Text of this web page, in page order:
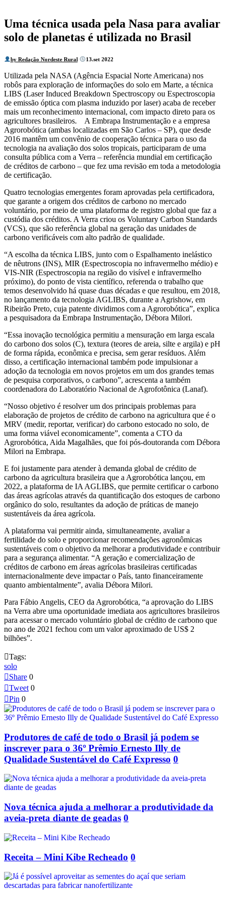
Previous Next
Uma técnica usada pela Nasa para avaliar
solo de planetas é utilizada no Brasil
by Redação Nordeste Rural 13.set 2022
Utilizada pela NASA (Agência Espacial Norte Americana) nos
robôs para exploração de informações do solo em Marte, a técnica
LIBS (Laser Induced Breakdown Spectroscopy ou Espectroscopia
de emissão óptica com plasma induzido por laser) acaba de receber
mais um reconhecimento internacional, com impacto direto para os
agricultores brasileiros. A Embrapa Instrumentação e a empresa
Agrorobótica (ambas localizadas em São Carlos – SP), que desde
2016 mantêm um convênio de cooperação técnica para o uso da
tecnologia na avaliação dos solos tropicais, participaram de uma
consulta pública com a Verra – referência mundial em certificação
de créditos de carbono – que fez uma revisão em toda a metodologia
de certificação.
Quatro tecnologias emergentes foram aprovadas pela certificadora,
que garante a origem dos créditos de carbono no mercado
voluntário, por meio de uma plataforma de registro global que faz a
custódia dos créditos. A Verra criou os Voluntary Carbon Standards
(VCS), que são referência global na geração das unidades de
carbono verificáveis com alto padrão de qualidade.
“A escolha da técnica LIBS, junto com o Espalhamento inelástico
de nêutrons (INS), MIR (Espectroscopia no infravermelho médio) e
VIS-NIR (Espectroscopia na região do visível e infravermelho
próximo), do ponto de vista científico, referenda o trabalho que
temos desenvolvido há quase duas décadas e que resultou, em 2018,
no lançamento da tecnologia AGLIBS, durante a Agrishow, em
Ribeirão Preto, cuja patente dividimos com a Agrorobótica”, explica
a pesquisadora da Embrapa Instrumentação, Débora Milori.
“Essa inovação tecnológica permitiu a mensuração em larga escala
do carbono dos solos (C), textura (teores de areia, silte e argila) e pH
de forma rápida, econômica e precisa, sem gerar resíduos. Além
disso, a certificação internacional também pode impulsionar a
adoção da tecnologia em novos projetos em um dos grandes temas
de pesquisa corporativos, o carbono”, acrescenta a também
coordenadora do Laboratório Nacional de Agrofotônica (Lanaf).
“Nosso objetivo é resolver um dos principais problemas para
elaboração de projetos de crédito de carbono na agricultura que é o
MRV (medir, reportar, verificar) do carbono estocado no solo, de
uma forma viável economicamente”, comenta a CTO da
Agrorobótica, Aida Magalhães, que foi pós-doutoranda com Débora
Milori na Embrapa.
E foi justamente para atender à demanda global de crédito de
carbono da agricultura brasileira que a Agrorobótica lançou, em
2022, a plataforma de IA AGLIBS, que permite certificar o carbono
das áreas agrícolas através da quantificação dos estoques de carbono
orgânico do solo, resultantes da adoção de práticas de manejo
sustentáveis da área agrícola.
A plataforma vai permitir ainda, simultaneamente, avaliar a
fertilidade do solo e proporcionar recomendações agronômicas
sustentáveis com o objetivo da melhorar a produtividade e contribuir
para a segurança alimentar. “A geração e comercialização de
créditos de carbono em áreas agrícolas brasileiras certificadas
internacionalmente deve impactar o País, tanto financeiramente
quanto ambientalmente”, avalia Débora Milori.
Para Fábio Angelis, CEO da Agrorobótica, “a aprovação do LIBS
na Verra abre uma oportunidade imediata aos agricultores brasileiros
para acessar o mercado voluntário global de crédito de carbono que
no ano de 2021 fechou com um valor aproximado de US$ 2
bilhões”.
Tags:
solo
Share 0
Tweet 0
Pin 0
Produtores de café de todo o Brasil já podem se
inscrever para o 36º Prêmio Ernesto Illy de
Qualidade Sustentável do Café Expresso 0
Nova técnica ajuda a melhorar a produtividade da
aveia-preta diante de geadas 0
Receita – Mini Kibe Recheado 0